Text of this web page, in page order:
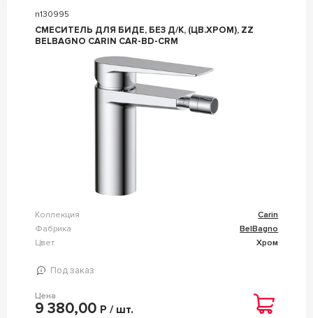
n130995
СМЕСИТЕЛЬ ДЛЯ БИДЕ, БЕЗ Д/К, (ЦВ.ХРОМ), ZZ
BELBAGNO CARIN CAR-BD-CRM
Коллекция
Carin
Фабрика
BelBagno
Цвет
Хром
Под заказ
Цена
9 380,00 Р / шт.